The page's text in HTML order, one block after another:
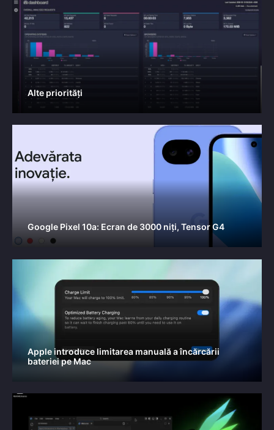
Alte priorități
Google Pixel 10a: Ecran de 3000 niți, Tensor G4
Apple introduce limitarea manuală a încărcării
bateriei pe Mac